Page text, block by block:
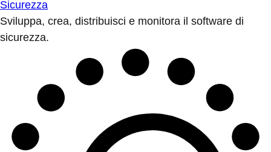
Sicurezza
Sviluppa, crea, distribuisci e monitora il software di
sicurezza.